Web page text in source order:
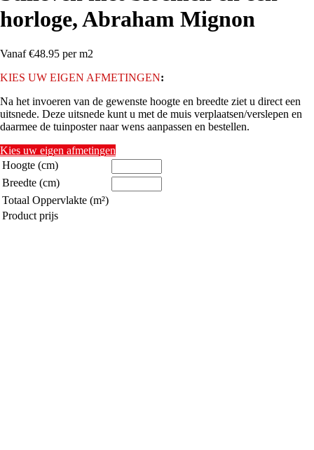
horloge, Abraham Mignon
Vanaf €48.95 per m2
KIES UW EIGEN AFMETINGEN:
Na het invoeren van de gewenste hoogte en breedte ziet u direct een
uitsnede. Deze uitsnede kunt u met de muis verplaatsen/verslepen en
daarmee de tuinposter naar wens aanpassen en bestellen.
Kies uw eigen afmetingen
Hoogte (cm)
Breedte (cm)
Totaal Oppervlakte (m²)
Product prijs